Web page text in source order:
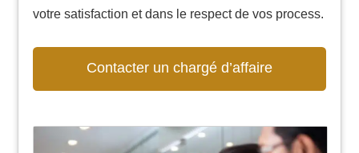
votre satisfaction et dans le respect de vos process.
Contacter un chargé d’affaire